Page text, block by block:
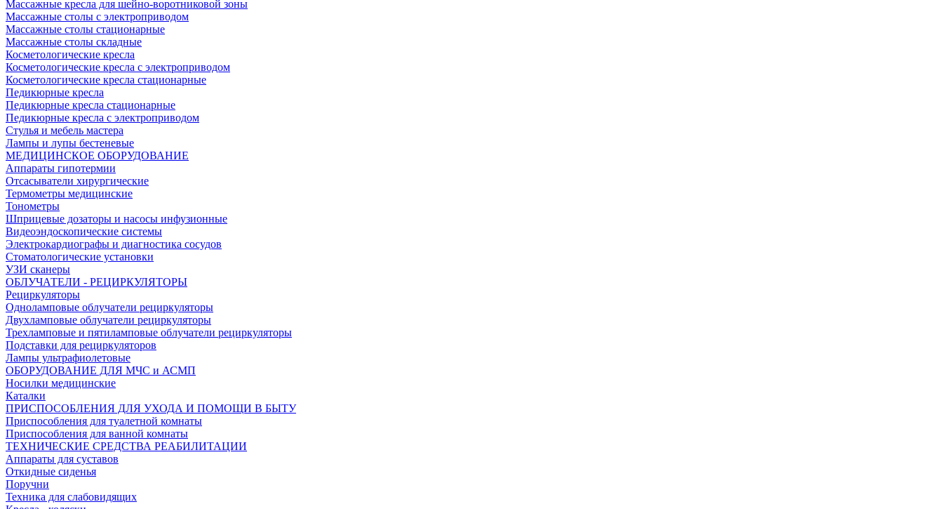
Массажные кресла для шейно-воротниковой зоны
Массажные столы с электроприводом
Массажные столы стационарные
Массажные столы складные
Косметологические кресла
Косметологические кресла с электроприводом
Косметологические кресла стационарные
Педикюрные кресла
Педикюрные кресла стационарные
Педикюрные кресла с электроприводом
Стулья и мебель мастера
Лампы и лупы бестеневые
МЕДИЦИНСКОЕ ОБОРУДОВАНИЕ
Аппараты гипотермии
Отсасыватели хирургические
Термометры медицинские
Тонометры
Шприцевые дозаторы и насосы инфузионные
Видеоэндоскопические системы
Электрокардиографы и диагностика сосудов
Стоматологические установки
УЗИ сканеры
ОБЛУЧАТЕЛИ - РЕЦИРКУЛЯТОРЫ
Рециркуляторы
Одноламповые облучатели рециркуляторы
Двухламповые облучатели рециркуляторы
Трехламповые и пятиламповые облучатели рециркуляторы
Подставки для рециркуляторов
Лампы ультрафиолетовые
ОБОРУДОВАНИЕ ДЛЯ МЧС и АСМП
Носилки медицинские
Каталки
ПРИСПОСОБЛЕНИЯ ДЛЯ УХОДА И ПОМОЩИ В БЫТУ
Приспособления для туалетной комнаты
Приспособления для ванной комнаты
ТЕХНИЧЕСКИЕ СРЕДСТВА РЕАБИЛИТАЦИИ
Аппараты для суставов
Откидные сиденья
Поручни
Техника для слабовидящих